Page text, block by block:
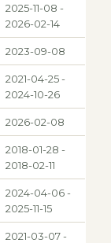
2025-11-08 -
2026-02-14
2023-09-08
2021-04-25 -
2024-10-26
2026-02-08
2018-01-28 -
2018-02-11
2024-04-06 -
2025-11-15
2021-03-07 -